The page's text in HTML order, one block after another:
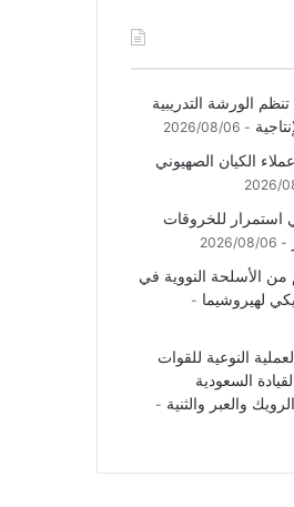
الورشة التدريبية
2026/08/06
على 21 من عملاء الكيان الصهيوني
2026/
في استمرار للخروقات
2026/08/06
من الأسلحة النووية في
لهيروشيما
النوعية للقوات
السعودية
والعبر والثنية